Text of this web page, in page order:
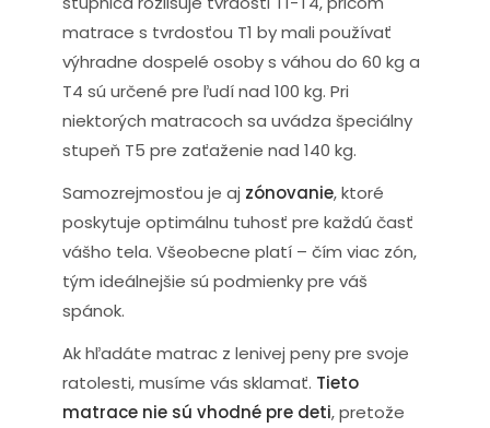
matrace s tvrdosťou T1 by mali používať
výhradne dospelé osoby s váhou do 60 kg a
T4 sú určené pre ľudí nad 100 kg. Pri
niektorých matracoch sa uvádza špeciálny
stupeň T5 pre zaťaženie nad 140 kg.
Samozrejmosťou je aj zónovanie, ktoré
poskytuje optimálnu tuhosť pre každú časť
vášho tela. Všeobecne platí – čím viac zón,
tým ideálnejšie sú podmienky pre váš
spánok.
Ak hľadáte matrac z lenivej peny pre svoje
ratolesti, musíme vás sklamať. Tieto
matrace nie sú vhodné pre deti, pretože